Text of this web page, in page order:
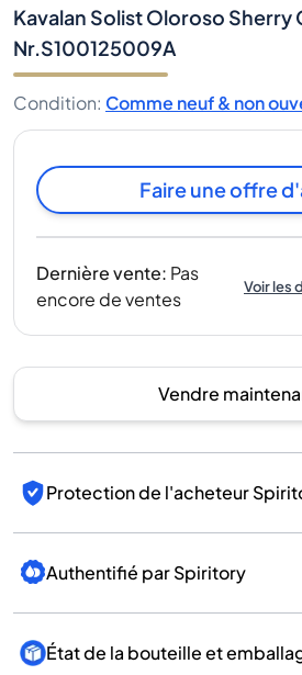
Kavalan Solist Oloroso Sherry
Nr.S100125009A
Condition: Comme neuf & non
Faire une offre
Dernière vente: Pas
encore de ventes
Voir les
Vendre
Protection de l'acheteur
Authentifié par Spiritory
État de la bouteille et